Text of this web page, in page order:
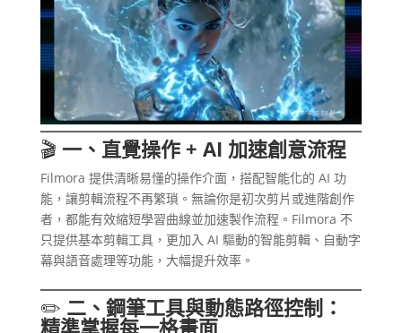
🎬 一、直覺操作 + AI 加速創意流程
Filmora 提供清晰易懂的操作介面，搭配智能化的 AI 功
能，讓剪輯流程不再繁瑣。無論你是初次剪片或進階創作
者，都能有效縮短學習曲線並加速製作流程。Filmora 不
只提供基本剪輯工具，更加入 AI 驅動的智能剪輯、自動字
幕與語音處理等功能，大幅提升效率。
✏️ 二、鋼筆工具與動態路徑控制：
精準掌握每一格畫面